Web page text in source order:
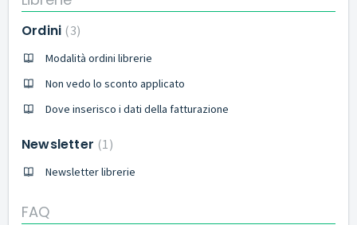
Ordini 3
Modalità ordini librerie
Non vedo lo sconto applicato
Dove inserisco i dati della fatturazione
Newsletter 1
Newsletter librerie
FAQ